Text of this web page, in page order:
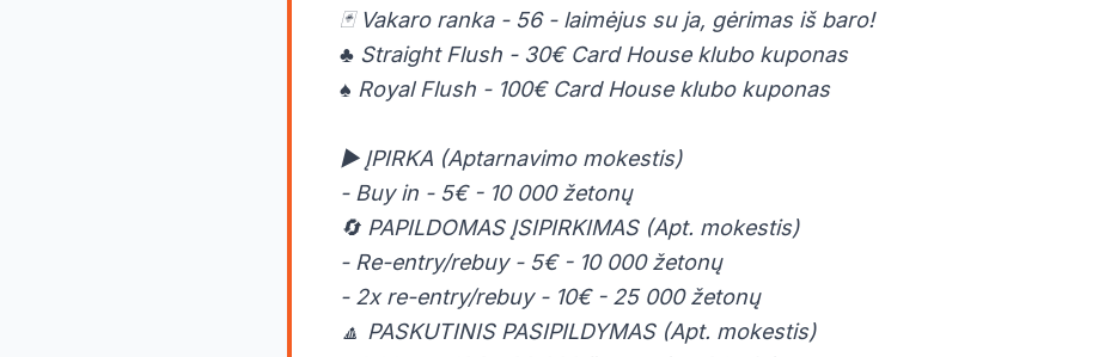
🃏 Vakaro ranka - 56 - laimėjus su ja, gėrimas iš baro!
♣️ Straight Flush - 30€ Card House klubo kuponas
♠️ Royal Flush - 100€ Card House klubo kuponas
▶️ ĮPIRKA (Aptarnavimo mokestis)
- Buy in - 5€ - 10 000 žetonų
🔄 PAPILDOMAS ĮSIPIRKIMAS (Apt. mokestis)
- Re-entry/rebuy - 5€ - 10 000 žetonų
- 2x re-entry/rebuy - 10€ - 25 000 žetonų
🔼 PASKUTINIS PASIPILDYMAS (Apt. mokestis)